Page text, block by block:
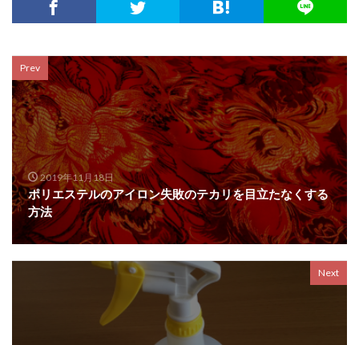
Prev
2019年11月18日
ポリエステルのアイロン失敗のテカリを目立たなくする
方法
Next